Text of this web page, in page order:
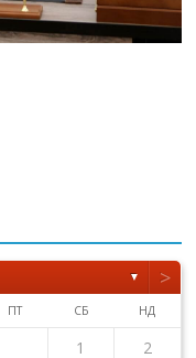
▼ >
ПТ СБ НД
1
2